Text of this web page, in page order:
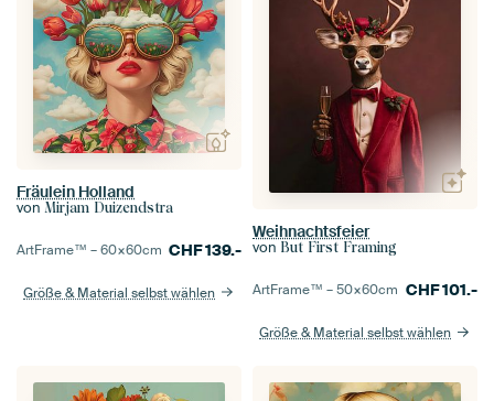
Fräulein Holland
von Mirjam Duizendstra
ArtFrame™ –60×60cm CHF139.-
Größe & Material selbst wählen
Weihnachtsfeier
von But First Framing
ArtFrame™ –50×60cm CHF101.-
Größe & Material selbst wählen